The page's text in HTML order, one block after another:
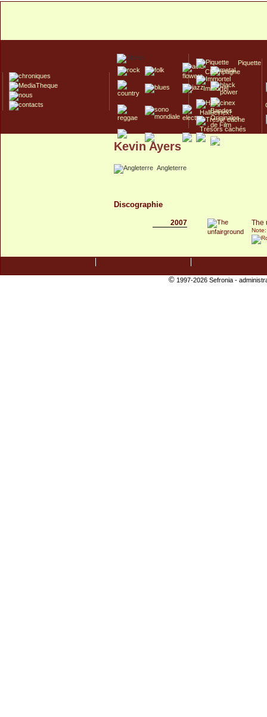
Piquette
Champagne
Immortel
Hallucinex!
Trésors cachés
Culte/Collector
Kevin Ayers
Angleterre
Discographie
2007 The
©1997-2026 Sefronia -